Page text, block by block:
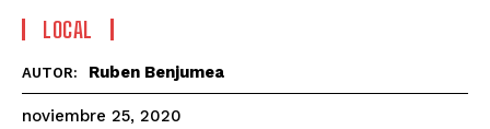
LOCAL
AUTOR: Ruben Benjumea
noviembre 25, 2020